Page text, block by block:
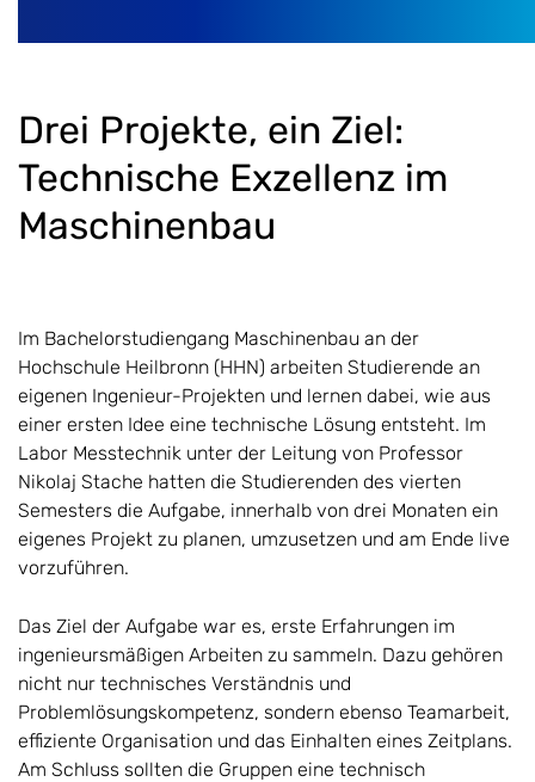
Drei Projekte, ein Ziel:
Technische Exzellenz im
Maschinenbau
Im Bachelorstudiengang Maschinenbau an der
Hochschule Heilbronn (HHN) arbeiten Studierende an
eigenen Ingenieur-Projekten und lernen dabei, wie aus
einer ersten Idee eine technische Lösung entsteht. Im
Labor Messtechnik unter der Leitung von Professor
Nikolaj Stache hatten die Studierenden des vierten
Semesters die Aufgabe, innerhalb von drei Monaten ein
eigenes Projekt zu planen, umzusetzen und am Ende live
vorzuführen.
Das Ziel der Aufgabe war es, erste Erfahrungen im
ingenieursmäßigen Arbeiten zu sammeln. Dazu gehören
nicht nur technisches Verständnis und
Problemlösungskompetenz, sondern ebenso Teamarbeit,
effiziente Organisation und das Einhalten eines Zeitplans.
Am Schluss sollten die Gruppen eine technisch